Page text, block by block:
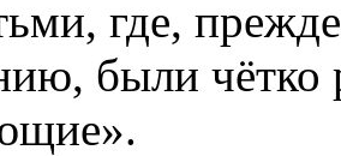
где,
были чётко